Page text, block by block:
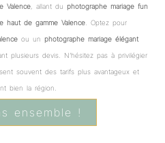
Valence , allant du photographe mariage fun
haut de gamme Valence . Optez pour
ou un photographe mariage élégant
plusieurs devis. N’hésitez pas à privilégier
souvent des tarifs plus avantageux et
bien la région.
ensemble !